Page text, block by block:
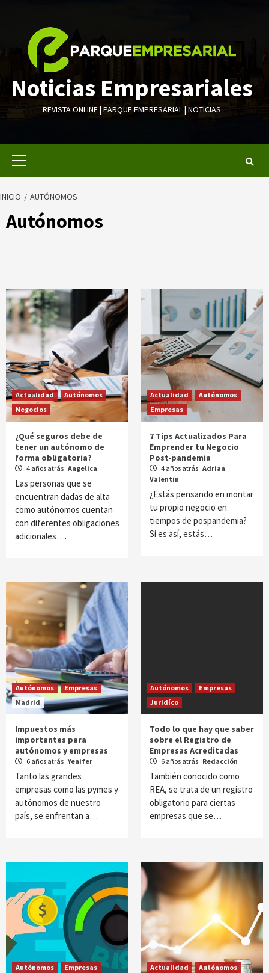
contenido
Noticias Empresariales
REVISTA ONLINE | PARQUE EMPRESARIAL | NOTICIAS
INICIO AUTÓNOMOS
Autónomos
Actualidad
Autónomos
Negocios
¿Qué seguros debe de
tener un autónomo de
forma obligatoria?
4 años atrás Angelica
Las personas que se
encuentran dadas de alta
como autónomos cuentan
con diferentes obligaciones
adicionales….
Actualidad
Autónomos
Empresas
7 Tips Actualizados Para
Emprender tu Negocio
Post-pandemia
4 años atrás Adrian
Valentin
¿Estás pensando en montar
tu propio negocio en
tiempos de pospandemia?
Si es así, estás…
Autónomos
Empresas
Madrid
Impuestos más
importantes para
autónomos y empresas
6 años atrás Yenifer
Tanto las grandes
empresas como las pymes y
autónomos de nuestro
país, se enfrentan a…
Autónomos
Empresas
Juridíco
Todo lo que hay que saber
sobre el Registro de
Empresas Acreditadas
6 años atrás Redacción
También conocido como
REA, se trata de un registro
obligatorio para ciertas
empresas que se…
Autónomos
Empresas
Actualidad
Autónomos